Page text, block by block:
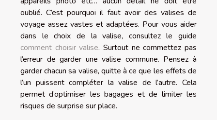
oublié. C’est pourquoi il faut avoir des valises de
voyage assez vastes et adaptées. Pour vous aider
dans le choix de la valise, consultez le guide
comment choisir valise. Surtout ne commettez pas
l’erreur de garder une valise commune. Pensez à
garder chacun sa valise, quitte à ce que les effets de
l’un puissent compléter la valise de l’autre. Cela
permet d’optimiser les bagages et de limiter les
risques de surprise sur place.